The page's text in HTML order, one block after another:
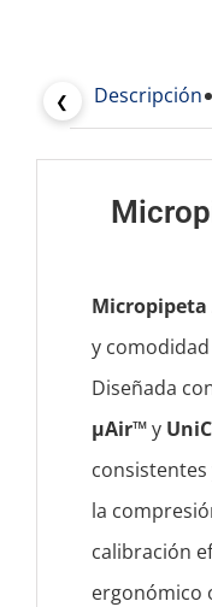
Descripción
❮
Micropipeta
y
Diseñada
µAir™y
la
calibración
ergonómico